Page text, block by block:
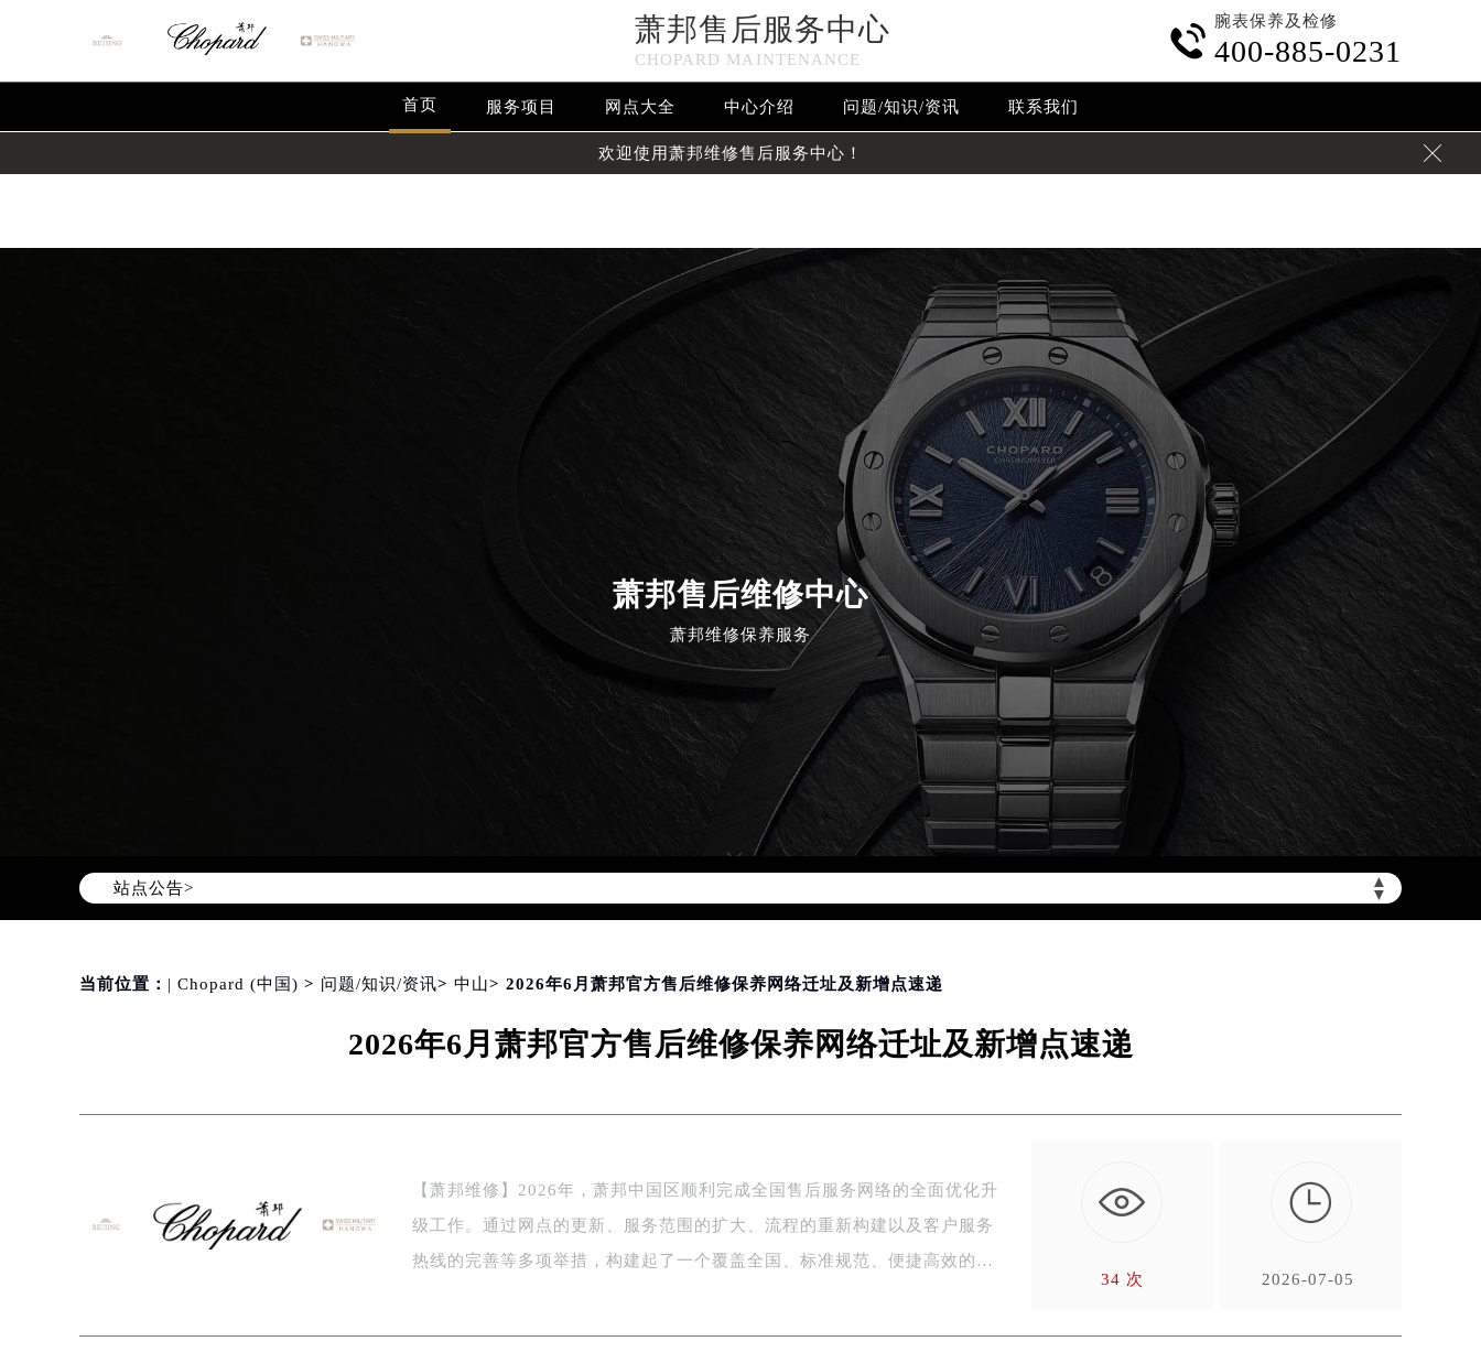
: extract() expects parameter 1 to be array, null given in /www/wwwroot/seo/countryt/two/www.cdzbwx.cn/wp-content/themes/Chopard/header.phpon line
/www/wwwroot/seo/countryt/two/www.cdzbwx.cn/wp-content/themes/Chopard/header.php
萧邦售后服务中心
CHOPARD MAINTENANCE

腕表保养及检修
400-885-0231
首页 服务项目 网点大全 中心介绍 问题/知识/资讯 联系我们
欢迎使用萧邦维修售后服务中心！ 
萧邦售后维修中心
萧邦维修保养服务
站点公告> ▲
▼
/www/wwwroot/seo/countryt/two/www.cdzbwx.cn/wp-
当前位置： | Chopard (中国) > 问题/知识/资讯> 中山> 2026年6月萧邦官方售后维修保养网络迁址及新增点速递
2026年6月萧邦官方售后维修保养网络迁址及新增点速递
【萧邦维修】2026年，萧邦中国区顺利完成全国售后服务网络的全面优化升
级工作。通过网点的更新、服务范围的扩大、流程的重新构建以及客户服务
热线的完善等多项举措，构建起了一个覆盖全国、标准规范、便捷高效的
34 次

2026-07-05